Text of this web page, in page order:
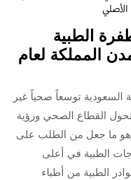
الطبية
المملكة لعام
السعودية توسعاً صحياً غير
القطاع الصحي ورؤية
وهو ما جعل من الطلب على
الطبية في أعلى
الطبية من أطباء